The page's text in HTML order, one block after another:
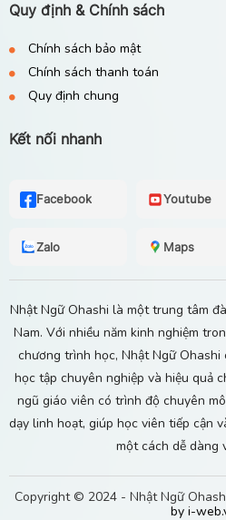
Quy định & Chính sách
Chính sách bảo mật
Chính sách thanh toán
Quy định chung
Kết nối nhanh
Facebook Youtube
Zalo Maps
Nhật Ngữ Ohashi là một trung tâm
Nam. Với nhiều năm kinh nghiệm
chương trình học, Nhật Ngữ
học tập chuyên nghiệp và hiệu quả
ngũ giáo viên có trình độ chuyên
dạy linh hoạt, giúp học viên tiếp cận
một cách dễ dàng
Copyright © 2024 - Nhật Ngữ
by i-